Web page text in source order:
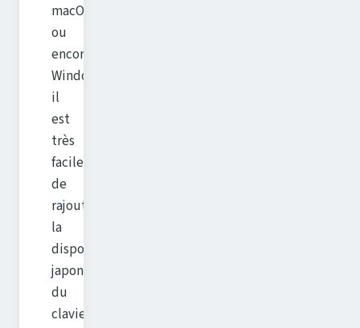
macOS
ou
encore
Windows,
il
est
très
facile
de
rajouter
la
disposition
japonaise
du
clavier